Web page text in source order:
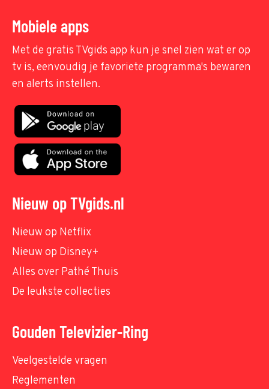
Mobiele apps
Met de gratis TVgids app kun je snel zien wat er op
tv is, eenvoudig je favoriete programma's bewaren
en alerts instellen.
Nieuw op TVgids.nl
Nieuw op Netflix
Nieuw op Disney+
Alles over Pathé Thuis
De leukste collecties
Gouden Televizier-Ring
Veelgestelde vragen
Reglementen